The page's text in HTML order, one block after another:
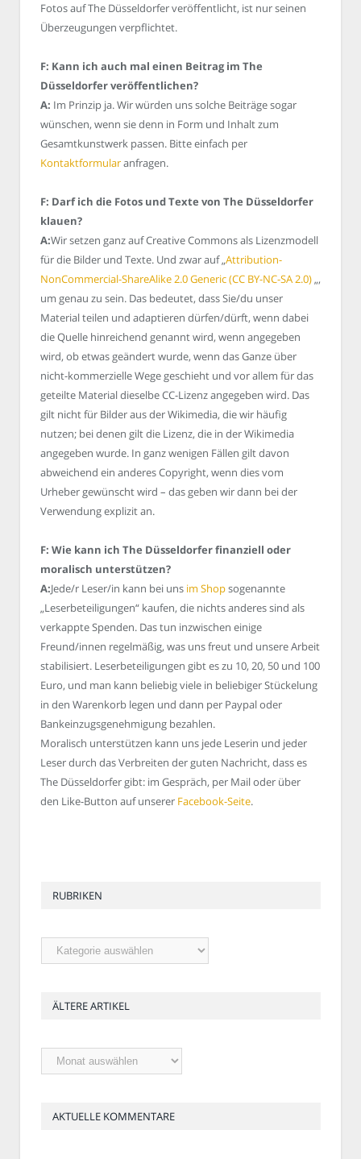
Fotos auf The Düsseldorfer veröffentlicht, ist nur seinen
Überzeugungen verpflichtet.
F: Kann ich auch mal einen Beitrag im The
Düsseldorfer veröffentlichen?
A: Im Prinzip ja. Wir würden uns solche Beiträge sogar
wünschen, wenn sie denn in Form und Inhalt zum
Gesamtkunstwerk passen. Bitte einfach per
Kontaktformularanfragen.
F: Darf ich die Fotos und Texte von The Düsseldorfer
klauen?
A:Wir setzen ganz auf Creative Commons als Lizenzmodell
für die Bilder und Texte. Und zwar auf „Attribution-
NonCommercial-ShareAlike 2.0 Generic (CC BY-NC-SA 2.0)„,
um genau zu sein. Das bedeutet, dass Sie/du unser
Material teilen und adaptieren dürfen/dürft, wenn dabei
die Quelle hinreichend genannt wird, wenn angegeben
wird, ob etwas geändert wurde, wenn das Ganze über
nicht-kommerzielle Wege geschieht und vor allem für das
geteilte Material dieselbe CC-Lizenz angegeben wird. Das
gilt nicht für Bilder aus der Wikimedia, die wir häufig
nutzen; bei denen gilt die Lizenz, die in der Wikimedia
angegeben wurde. In ganz wenigen Fällen gilt davon
abweichend ein anderes Copyright, wenn dies vom
Urheber gewünscht wird – das geben wir dann bei der
Verwendung explizit an.
F: Wie kann ich The Düsseldorfer finanziell oder
moralisch unterstützen?
A:Jede/r Leser/in kann bei uns im Shopsogenannte
„Leserbeteiligungen“ kaufen, die nichts anderes sind als
verkappte Spenden. Das tun inzwischen einige
Freund/innen regelmäßig, was uns freut und unsere Arbeit
stabilisiert. Leserbeteiligungen gibt es zu 10, 20, 50 und 100
Euro, und man kann beliebig viele in beliebiger Stückelung
in den Warenkorb legen und dann per Paypal oder
Bankeinzugsgenehmigung bezahlen.
Moralisch unterstützen kann uns jede Leserin und jeder
Leser durch das Verbreiten der guten Nachricht, dass es
The Düsseldorfer gibt: im Gespräch, per Mail oder über
den Like-Button auf unserer Facebook-Seite.
RUBRIKEN
Rubriken
ÄLTERE ARTIKEL
Ältere
Artikel
AKTUELLE KOMMENTARE